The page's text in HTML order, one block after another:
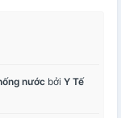
nước bởi Y Tế